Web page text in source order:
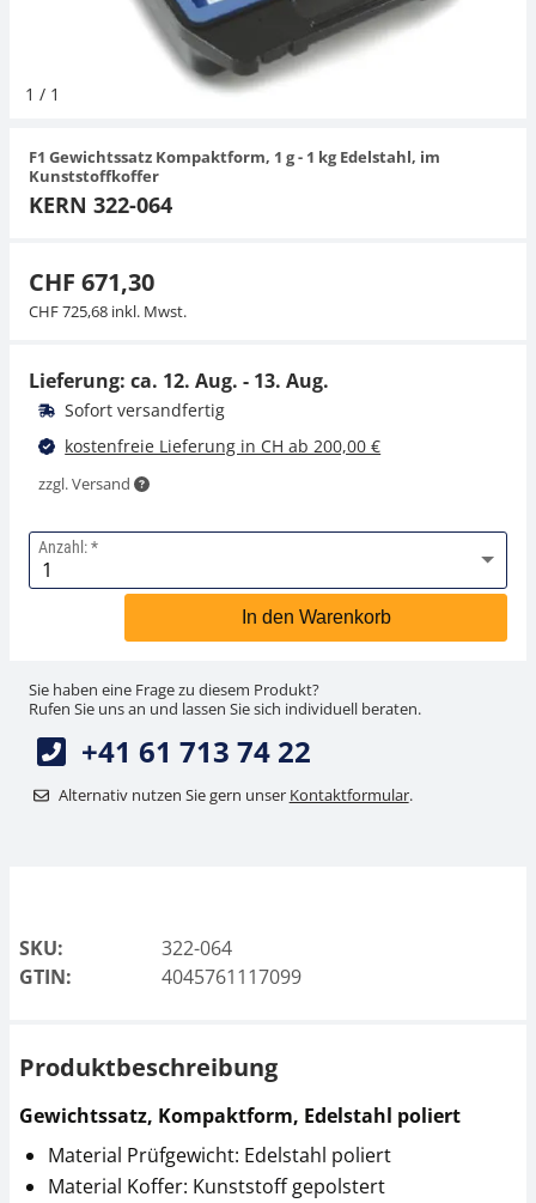
1 / 1
F1 Gewichtssatz Kompaktform, 1 g - 1 kg Edelstahl, im
Kunststoffkoffer
KERN 322-064
CHF 671,30
CHF 725,68 inkl. Mwst.
Lieferung: ca. 12. Aug. - 13. Aug.
Sofort versandfertig
kostenfreie Lieferung in CH ab 200,00 €
zzgl. Versand
Anzahl:
In den Warenkorb
Sie haben eine Frage zu diesem Produkt?
Rufen Sie uns an und lassen Sie sich individuell beraten.
+41 61 713 74 22
Alternativ nutzen Sie gern unser Kontaktformular.
SKU:
322-064
GTIN:
4045761117099
Produktbeschreibung
Gewichtssatz, Kompaktform, Edelstahl poliert
Material Prüfgewicht: Edelstahl poliert
Material Koffer: Kunststoff gepolstert
Tischwaagen
Waagen inkl. Software
Zug- und Druck-Kraftmesszellen
Videomikroskope
Mikroskopkameras
Expertenanwendungen
Newton-Gewichte
Schallpegelmessgerät
Zubehör